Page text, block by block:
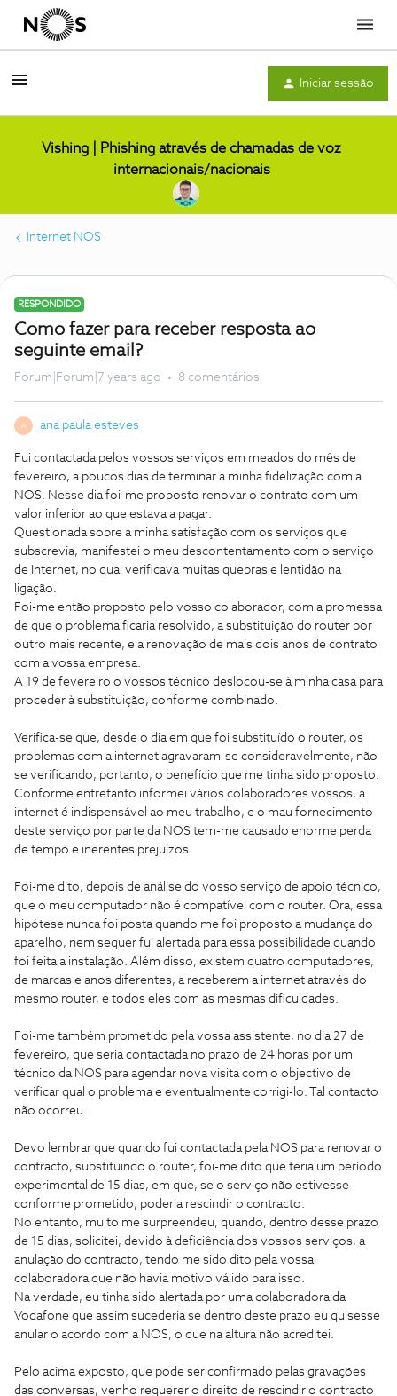
Menu
Iniciar sessão
Vishing | Phishing através de chamadas de voz
internacionais/nacionais
Internet NOS
RESPONDIDO
Como fazer para receber resposta ao
seguinte email?
Forum|Forum|7 years ago 8 comentários
A ana paula esteves
Fui contactada pelos vossos serviços em meados do mês de
fevereiro, a poucos dias de terminar a minha fidelização com a
NOS. Nesse dia foi-me proposto renovar o contrato com um
valor inferior ao que estava a pagar.
Questionada sobre a minha satisfação com os serviços que
subscrevia, manifestei o meu descontentamento com o serviço
de Internet, no qual verificava muitas quebras e lentidão na
ligação.
Foi-me então proposto pelo vosso colaborador, com a promessa
de que o problema ficaria resolvido, a substituição do router por
outro mais recente, e a renovação de mais dois anos de contrato
com a vossa empresa.
A 19 de fevereiro o vossos técnico deslocou-se à minha casa para
proceder à substituição, conforme combinado.
Verifica-se que, desde o dia em que foi substituído o router, os
problemas com a internet agravaram-se consideravelmente, não
se verificando, portanto, o benefício que me tinha sido proposto.
Conforme entretanto informei vários colaboradores vossos, a
internet é indispensável ao meu trabalho, e o mau fornecimento
deste serviço por parte da NOS tem-me causado enorme perda
de tempo e inerentes prejuízos.
Foi-me dito, depois de análise do vosso serviço de apoio técnico,
que o meu computador não é compatível com o router. Ora, essa
hipótese nunca foi posta quando me foi proposto a mudança do
aparelho, nem sequer fui alertada para essa possibilidade quando
foi feita a instalação. Além disso, existem quatro computadores,
de marcas e anos diferentes, a receberem a internet através do
mesmo router, e todos eles com as mesmas dificuldades.
Foi-me também prometido pela vossa assistente, no dia 27 de
fevereiro, que seria contactada no prazo de 24 horas por um
técnico da NOS para agendar nova visita com o objectivo de
verificar qual o problema e eventualmente corrigi-lo. Tal contacto
não ocorreu.
Devo lembrar que quando fui contactada pela NOS para renovar o
contracto, substituindo o router, foi-me dito que teria um período
experimental de 15 dias, em que, se o serviço não estivesse
conforme prometido, poderia rescindir o contracto.
No entanto, muito me surpreendeu, quando, dentro desse prazo
de 15 dias, solicitei, devido à deficiência dos vossos serviços, a
anulação do contracto, tendo me sido dito pela vossa
colaboradora que não havia motivo válido para isso.
Na verdade, eu tinha sido alertada por uma colaboradora da
Vodafone que assim sucederia se dentro deste prazo eu quisesse
anular o acordo com a NOS, o que na altura não acreditei.
Pelo acima exposto, que pode ser confirmado pelas gravações
das conversas, venho requerer o direito de rescindir o contracto